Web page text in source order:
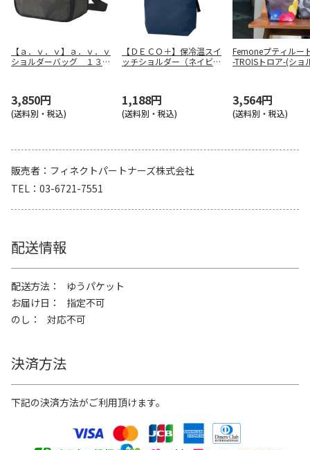
【ａ．ｖ．ｖ】ａ．ｖ．ｖ
ショルダーバッグ １３－
3,850円
(送料別・税込)
【ＤＥＣＯ＋】保冷温スイ
ッチショルダー（ネイビ
1,188円
(送料別・税込)
Femoneプティルー
-TROISトロア-(ショ
3,564円
(送料別・税込)
販売者
フィネクトパートナーズ株式会社
TEL
03-6721-7551
配送情報
配送方法
ゆうパケット
お届け日
指定不可
のし
対応不可
決済方法
下記の決済方法がご利用頂けます。